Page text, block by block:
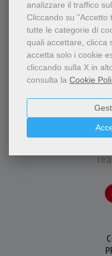
analizzare il traffico sul
Cliccando su "Accetto
tutte le categorie di
quali accettare, clicca
accetta solo i cookie
cliccando sulla X in
consulta la Cookie
P.I.S.A.P.F.M.C.
via Orto